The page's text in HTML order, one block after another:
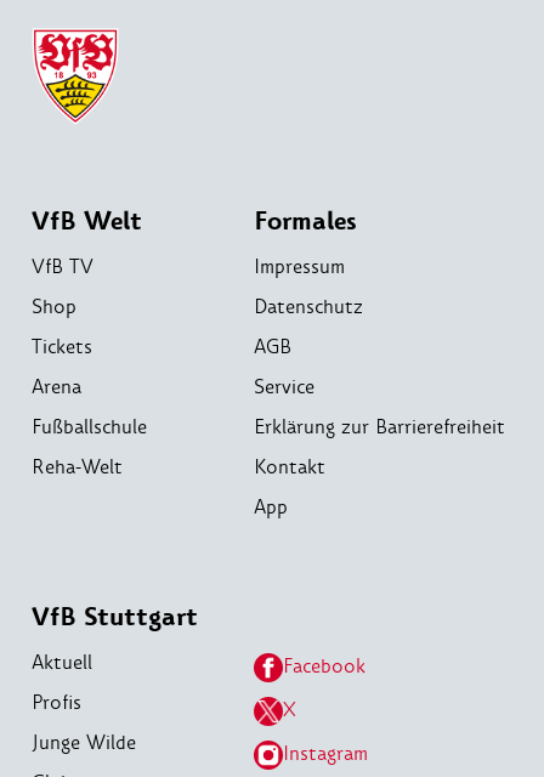
VfB Welt
VfB TV
Shop
Tickets
Arena
Fußballschule
Reha-Welt
Formales
Impressum
Datenschutz
AGB
Service
Erklärung zur Barrierefreiheit
Kontakt
App
VfB Stuttgart
Aktuell
Profis
Junge Wilde
Facebook
X
Instagram